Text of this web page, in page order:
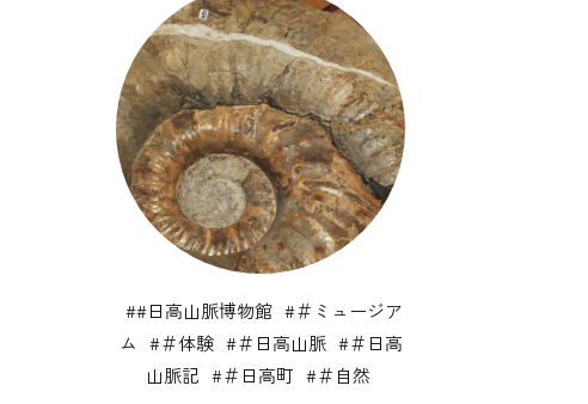
#日高山脈博物館
＃ミュージア
ム
＃体験 ＃日高山脈
＃日高
山脈記
＃日高町 ＃自然